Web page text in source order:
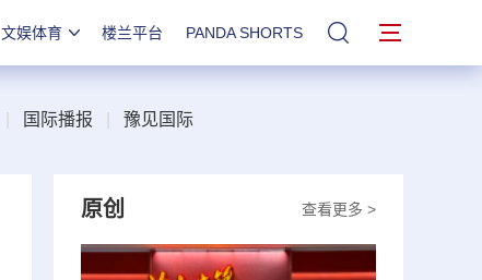
文娱体育 楼兰平台 PANDA SHORTS 站内搜索
国际播报 豫见国际
查看更多 >
原创